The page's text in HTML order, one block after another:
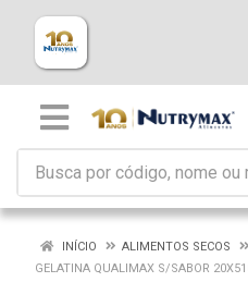
INÍCIO ALIMENTOS SECOS
GELATINA QUALIMAX S/SABOR